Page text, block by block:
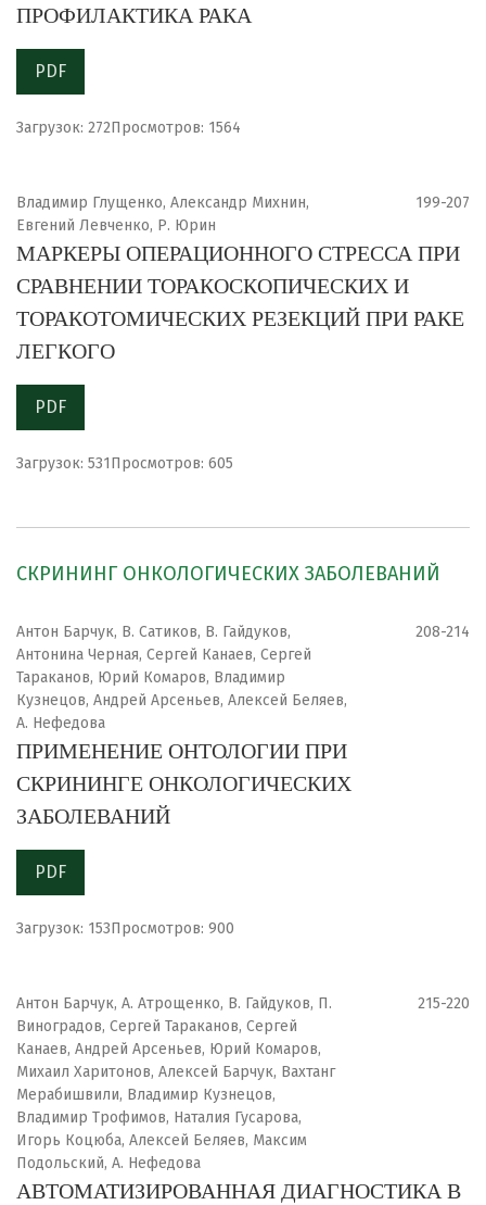
ПРОФИЛАКТИКА РАКА
PDF
Загрузок: 272Просмотров: 1564
Владимир Глущенко, Александр Михнин,
Евгений Левченко, Р. Юрин
199-207
МАРКЕРЫ ОПЕРАЦИОННОГО СТРЕССА ПРИ
СРАВНЕНИИ ТОРАКОСКОПИЧЕСКИХ И
ТОРАКОТОМИЧЕСКИХ РЕЗЕКЦИЙ ПРИ РАКЕ
ЛЕГКОГО
PDF
Загрузок: 531Просмотров: 605
СКРИНИНГ ОНКОЛОГИЧЕСКИХ ЗАБОЛЕВАНИЙ
Антон Барчук, В. Сатиков, В. Гайдуков,
Антонина Черная, Сергей Канаев, Сергей
Тараканов, Юрий Комаров, Владимир
Кузнецов, Андрей Арсеньев, Алексей Беляев,
А. Нефедова
208-214
ПРИМЕНЕНИЕ ОНТОЛОГИИ ПРИ
СКРИНИНГЕ ОНКОЛОГИЧЕСКИХ
ЗАБОЛЕВАНИЙ
PDF
Загрузок: 153Просмотров: 900
Антон Барчук, А. Атрощенко, В. Гайдуков, П.
Виноградов, Сергей Тараканов, Сергей
Канаев, Андрей Арсеньев, Юрий Комаров,
Михаил Харитонов, Алексей Барчук, Вахтанг
Мерабишвили, Владимир Кузнецов,
Владимир Трофимов, Наталия Гусарова,
Игорь Коцюба, Алексей Беляев, Максим
Подольский, А. Нефедова
215-220
АВТОМАТИЗИРОВАННАЯ ДИАГНОСТИКА В